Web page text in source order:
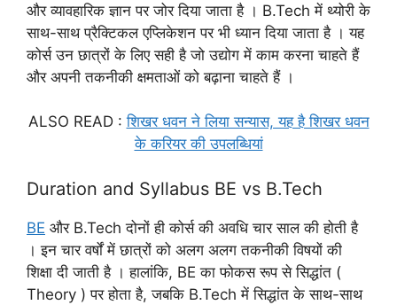
और व्यावहारिक ज्ञान पर जोर दिया जाता है । B.Tech में थ्योरी के
साथ-साथ प्रैक्टिकल एप्लिकेशन पर भी ध्यान दिया जाता है । यह
कोर्स उन छात्रों के लिए सही है जो उद्योग में काम करना चाहते हैं
और अपनी तकनीकी क्षमताओं को बढ़ाना चाहते हैं ।
ALSO READ :शिखर धवन ने लिया सन्यास, यह है शिखर धवन
के करियर की उपलब्धियां
Duration and Syllabus BE vs B.Tech
BE और B.Tech दोनों ही कोर्स की अवधि चार साल की होती है
। इन चार वर्षों में छात्रों को अलग अलग तकनीकी विषयों की
शिक्षा दी जाती है । हालांकि, BE का फोकस रूप से सिद्धांत (
Theory ) पर होता है, जबकि B.Tech में सिद्धांत के साथ-साथ